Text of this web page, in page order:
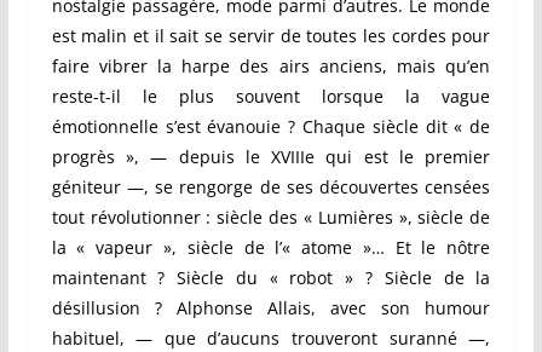
nostalgie passagère, mode parmi d’autres. Le monde
est malin et il sait se servir de toutes les cordes pour
faire vibrer la harpe des airs anciens, mais qu’en
reste-t-il le plus souvent lorsque la vague
émotionnelle s’est évanouie ? Chaque siècle dit « de
progrès », — depuis le XVIIIe qui est le premier
géniteur —, se rengorge de ses découvertes censées
tout révolutionner : siècle des « Lumières », siècle de
la « vapeur », siècle de l’« atome »… Et le nôtre
maintenant ? Siècle du « robot » ? Siècle de la
désillusion ? Alphonse Allais, avec son humour
habituel, — que d’aucuns trouveront suranné —,